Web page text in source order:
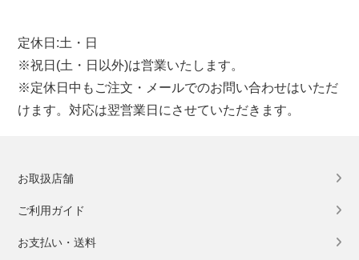
定休日:土・日
※祝日(土・日以外)は営業いたします。
※定休日中もご注文・メールでのお問い合わせはいただ
けます。対応は翌営業日にさせていただきます。
お取扱店舗
ご利用ガイド
お支払い・送料